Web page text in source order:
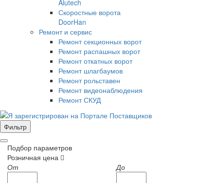
Alutech
Скоростные ворота
DoorHan
Ремонт и сервис
Ремонт секционных ворот
Ремонт распашных ворот
Ремонт откатных ворот
Ремонт шлагбаумов
Ремонт рольставен
Ремонт видеонаблюдения
Ремонт СКУД
Фильтр
Подбор параметров
Розничная цена
От
До